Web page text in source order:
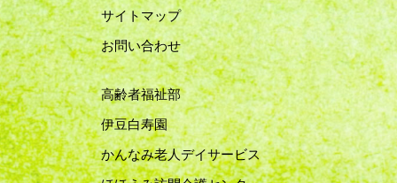
サイトマップ
お問い合わせ
高齢者福祉部
伊豆白寿園
かんなみ老人デイサービス